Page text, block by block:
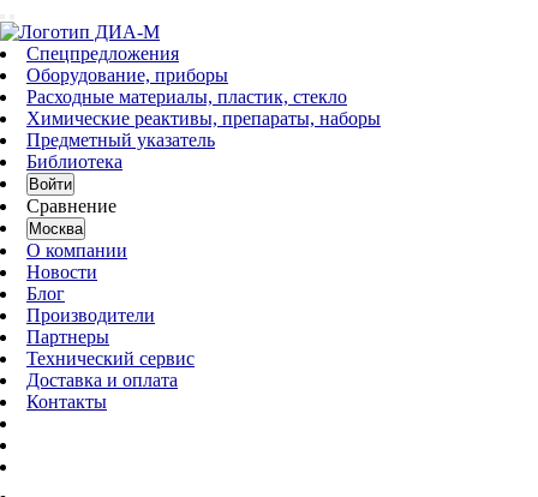
Спецпредложения
Оборудование, приборы
Расходные материалы, пластик, стекло
Химические реактивы, препараты, наборы
Предметный указатель
Библиотека
Войти
Сравнение
Москва
О компании
Новости
Блог
Производители
Партнеры
Технический сервис
Доставка и оплата
Контакты